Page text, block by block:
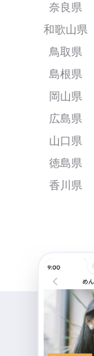
奈良県
和歌山県
鳥取県
島根県
岡山県
広島県
山口県
徳島県
香川県